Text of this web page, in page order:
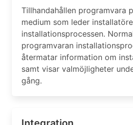
Tillhandahållen programvara
medium som leder
installationsprocessen.
programvaran
återmatar information om
samt visar valmöjligheter
gång.